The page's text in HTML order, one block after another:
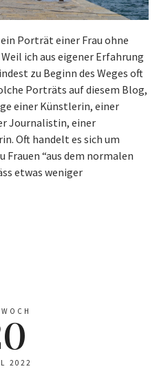
Porträt einer Frau ohne
ich aus eigener Erfahrung
zu Beginn des Weges oft
Porträts auf diesem Blog,
einer Künstlerin, einer
Journalistin, einer
Oft handelt es sich um
Frauen “aus dem normalen
etwas weniger
2022